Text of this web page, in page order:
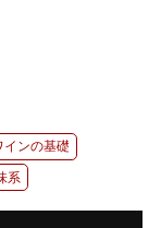
インの基礎
系